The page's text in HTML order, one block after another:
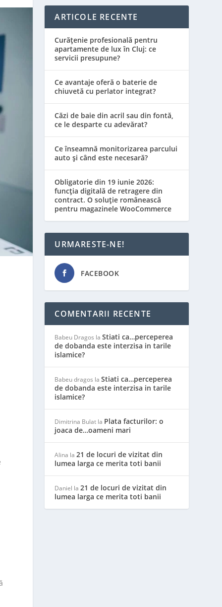
ARTICOLE RECENTE
Curățenie profesională pentru
apartamente de lux în Cluj: ce
servicii presupune?
Ce avantaje oferă o baterie de
chiuvetă cu perlator integrat?
Căzi de baie din acril sau din fontă,
ce le desparte cu adevărat?
Ce înseamnă monitorizarea parcului
auto și când este necesară?
Obligatorie din 19 iunie 2026:
funcția digitală de retragere din
contract. O soluție românească
pentru magazinele WooCommerce
URMARESTE-NE!
FACEBOOK
COMENTARII RECENTE
Babeu Dragos laStiati ca…perceperea
de dobanda este interzisa in tarile
islamice?
Babeu dragos laStiati ca…perceperea
de dobanda este interzisa in tarile
islamice?
Dimitrina Bulat la Plata facturilor: o
joaca de…oameni mari
Alina la21 de locuri de vizitat din
lumea larga ce merita toti banii
Daniel la21 de locuri de vizitat din
lumea larga ce merita toti banii